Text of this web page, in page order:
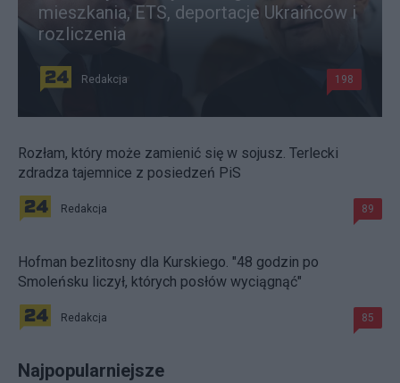
mieszkania, ETS, deportacje Ukraińców i
rozliczenia
Redakcja 198
Rozłam, który może zamienić się w sojusz. Terlecki
zdradza tajemnice z posiedzeń PiS
Redakcja 89
Hofman bezlitosny dla Kurskiego. "48 godzin po
Smoleńsku liczył, których posłów wyciągnąć"
Redakcja 85
Najpopularniejsze